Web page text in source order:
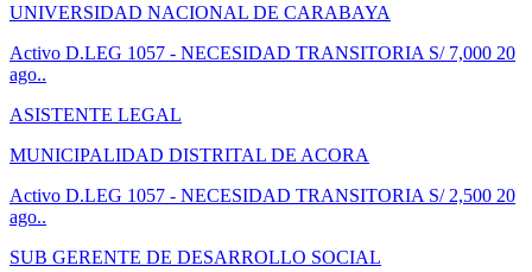
UNIVERSIDAD NACIONAL DE CARABAYA
Activo D.LEG 1057 - NECESIDAD TRANSITORIA S/ 7,000 20
ago..
ASISTENTE LEGAL
MUNICIPALIDAD DISTRITAL DE ACORA
Activo D.LEG 1057 - NECESIDAD TRANSITORIA S/ 2,500 20
ago..
SUB GERENTE DE DESARROLLO SOCIAL